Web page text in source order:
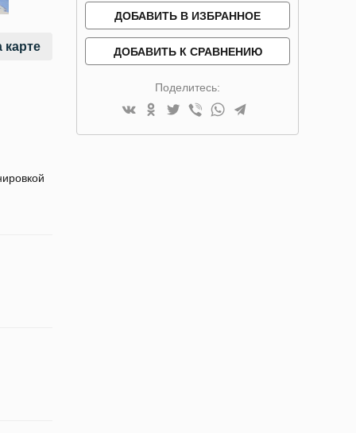
карте
ДОБАВИТЬ В ИЗБРАННОЕ
ДОБАВИТЬ К СРАВНЕНИЮ
Поделитесь: